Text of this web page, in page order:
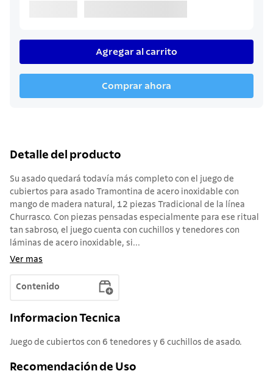
Agregar al carrito
Comprar ahora
Detalle del producto
Su asado quedará todavía más completo con el juego de
cubiertos para asado Tramontina de acero inoxidable con
mango de madera natural, 12 piezas Tradicional de la línea
Churrasco. Con piezas pensadas especialmente para ese ritual
tan sabroso, el juego cuenta con cuchillos y tenedores con
láminas de acero inoxidable, si...
Ver mas
Contenido
Informacion Tecnica
Juego de cubiertos con 6 tenedores y 6 cuchillos de asado.
Recomendación de Uso